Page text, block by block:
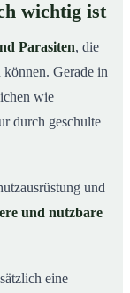
wichtig ist
Parasiten, die
Gerade in
wie
durch geschulte
und
und nutzbare
eine